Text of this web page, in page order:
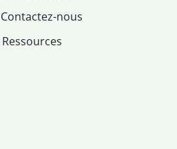
Contactez-nous
Ressources